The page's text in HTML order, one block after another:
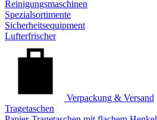
Reinigungsmaschinen
Spezialsortimente
Sicherheitsequipment
Lufterfrischer
Verpackung & Versand
Tragetaschen